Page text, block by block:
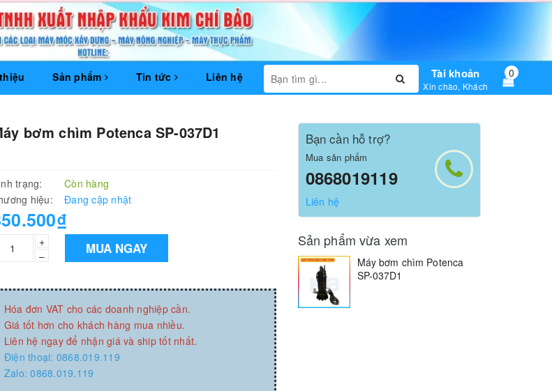
Sản phẩm Tin tức Liên hệ Tài khoản
Xin chào, Khách
0
bơm chìm Potenca SP-037D1
trạng:
Còn hàng
hiệu:
Đang cập nhật
+
–
MUA NGAY
Hóa đơn VAT cho các doanh nghiệp cần.
Giá tốt hơn cho khách hàng mua nhiều.
Liên hệ ngay để nhận giá và ship tốt nhất.
Điện thoại: 0868.019.119
Zalo: 0868.019.119
Bạn cần hỗ trợ?
Mua sản phẩm
0868019119
Liên hệ
Sản phẩm vừa xem
Máy bơm chìm Potenca
SP-037D1